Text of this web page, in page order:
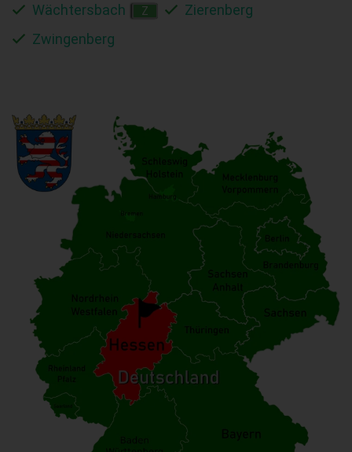
Wächtersbach
Z
Zierenberg
Zwingenberg